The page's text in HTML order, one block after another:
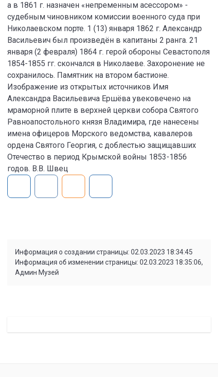
а в 1861 г. назначен «непременным асессором» -
судебным чиновником комиссии военного суда при
Николаевском порте. 1 (13) января 1862 г. Александр
Васильевич был произведён в капитаны 2 ранга. 21
января (2 февраля) 1864 г. герой обороны Севастополя
1854-1855 гг. скончался в Николаеве. Захоронение не
сохранилось. Памятник на втором бастионе.
Изображение из открытых источников Имя
Александра Васильевича Ершёва увековечено на
мраморной плите в верхней церкви собора Святого
Равноапостольного князя Владимира, где нанесены
имена офицеров Морского ведомства, кавалеров
ордена Святого Георгия, с доблестью защищавших
Отечество в период Крымской войны 1853-1856
годов. В.В. Швец
Информация о создании страницы: 02.03.2023 18:34:45
Информация об изменении страницы: 02.03.2023 18:35:06,
Админ Музей